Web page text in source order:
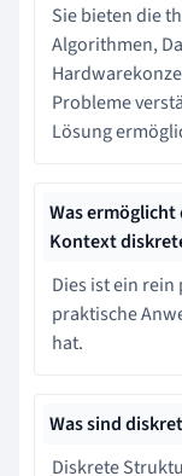
Sie bieten die
Algorithmen,
Probleme
Lösung
Was
Kontext
Dies ist ein
praktische
hat.
Was sind
Diskrete